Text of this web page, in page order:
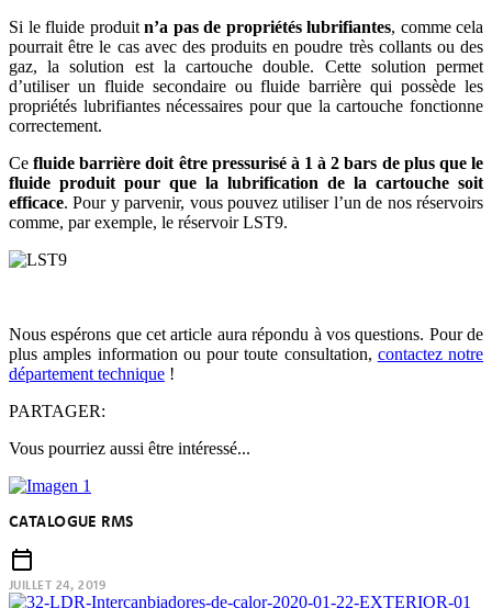
Si le fluide produit n’a pas de propriétés lubrifiantes, comme cela
pourrait être le cas avec des produits en poudre très collants ou des
gaz, la solution est la cartouche double. Cette solution permet
d’utiliser un fluide secondaire ou fluide barrière qui possède les
propriétés lubrifiantes nécessaires pour que la cartouche fonctionne
correctement.
Cefluide barrière doit être pressurisé à 1 à 2 bars de plus que le
fluide produit pour que la lubrification de la cartouche soit
efficace. Pour y parvenir, vous pouvez utiliser l’un de nos réservoirs
comme, par exemple, le réservoir LST9.
Nous espérons que cet article aura répondu à vos questions. Pour de
plus amples information ou pour toute consultation, contactez notre
département technique !
PARTAGER:
Vous pourriez aussi être intéressé...
CATALOGUE RMS
JUILLET 24, 2019